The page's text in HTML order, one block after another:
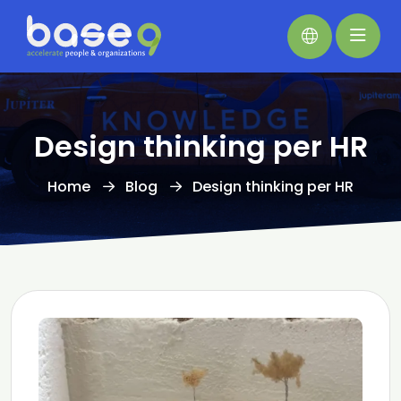
Design thinking per HR
Home Blog Design thinking per HR